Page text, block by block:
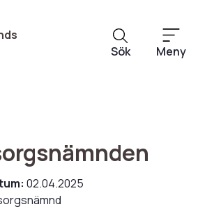
Sök Meny
02.04.2025